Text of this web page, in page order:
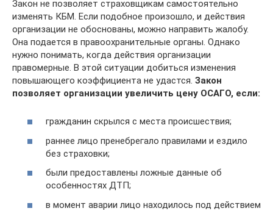
Закон не позволяет страховщикам самостоятельно
изменять КБМ. Если подобное произошло, и действия
организации не обоснованы, можно направить жалобу.
Она подается в правоохранительные органы. Однако
нужно понимать, когда действия организации
правомерные. В этой ситуации добиться изменения
повышающего коэффициента не удастся. Закон
позволяет организации увеличить цену ОСАГО, если:
гражданин скрылся с места происшествия;
раннее лицо пренебрегало правилами и ездило
без страховки;
были предоставлены ложные данные об
особенностях ДТП;
в момент аварии лицо находилось под действием